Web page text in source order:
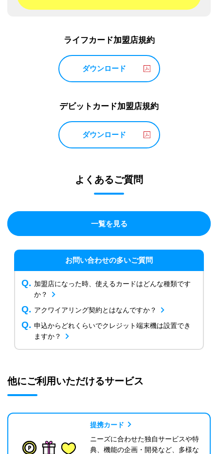
ライフカード加盟店規約
ダウンロード
デビットカード加盟店規約
ダウンロード
よくあるご質問
一覧を見る
お問い合わせの多いご質問
加盟店になった時、使えるカードはどんな種類です
か？
アクワイアリング契約とはなんですか？
申込からどれくらいでクレジット端末機は設置でき
ますか？
他にご利用いただけるサービス
提携カード
ニーズに合わせた独自サービスや特
典、機能の企画・開発など、多様な